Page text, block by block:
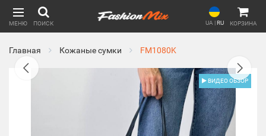
МЕНЮ ПОИСК UA |RU КОРЗИНА
Главная Кожаные сумки FM1080K
ВИДЕО ОБЗОР